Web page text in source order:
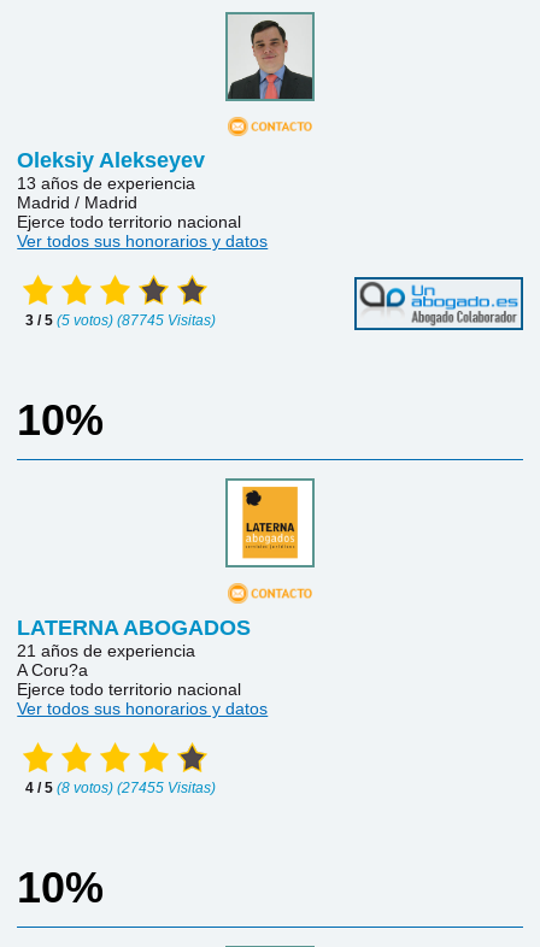
Oleksiy Alekseyev
13 años de experiencia
Madrid / Madrid
Ejerce todo territorio nacional
Ver todos sus honorarios y datos
3 / 5(5 votos) (87745 Visitas)
10%
LATERNA ABOGADOS
21 años de experiencia
A Coru?a
Ejerce todo territorio nacional
Ver todos sus honorarios y datos
4 / 5(8 votos) (27455 Visitas)
10%